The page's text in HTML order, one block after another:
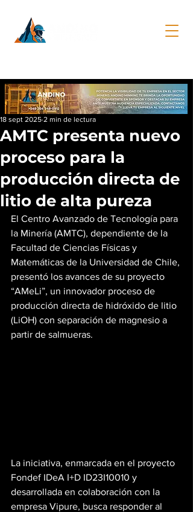
AMTC presenta nuevo
proceso para la
producción directa de
litio de alta pureza
18 sept 2025 2 min de lectura
El Centro Avanzado de Tecnología para
la Minería (AMTC), dependiente de la
Facultad de Ciencias Físicas y
Matemáticas de la Universidad de Chile,
presentó los avances de su proyecto
“AMeLi”, un innovador proceso de
producción directa de hidróxido de litio
(LiOH) con separación de magnesio a
partir de salmueras.
La iniciativa, enmarcada en el proyecto
Fondef IDeA I+D ID23I10010 y
desarrollada en colaboración con la
empresa Vipure, busca responder al